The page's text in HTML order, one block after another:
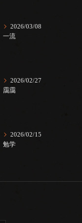
2026/03/08
一流
2026/02/27
靄靄
2026/02/15
勉学